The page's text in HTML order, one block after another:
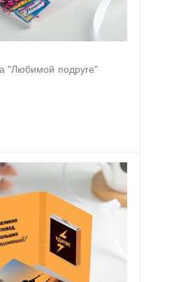
"Любимой подруге"